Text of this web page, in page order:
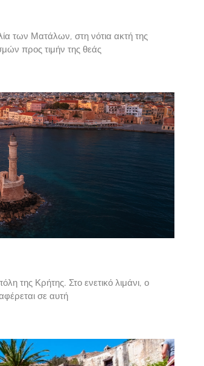
των Ματάλων, στη νότια ακτή της
προς τιμήν της θεάς
της Κρήτης. Στο ενετικό λιμάνι, ο
σε αυτή